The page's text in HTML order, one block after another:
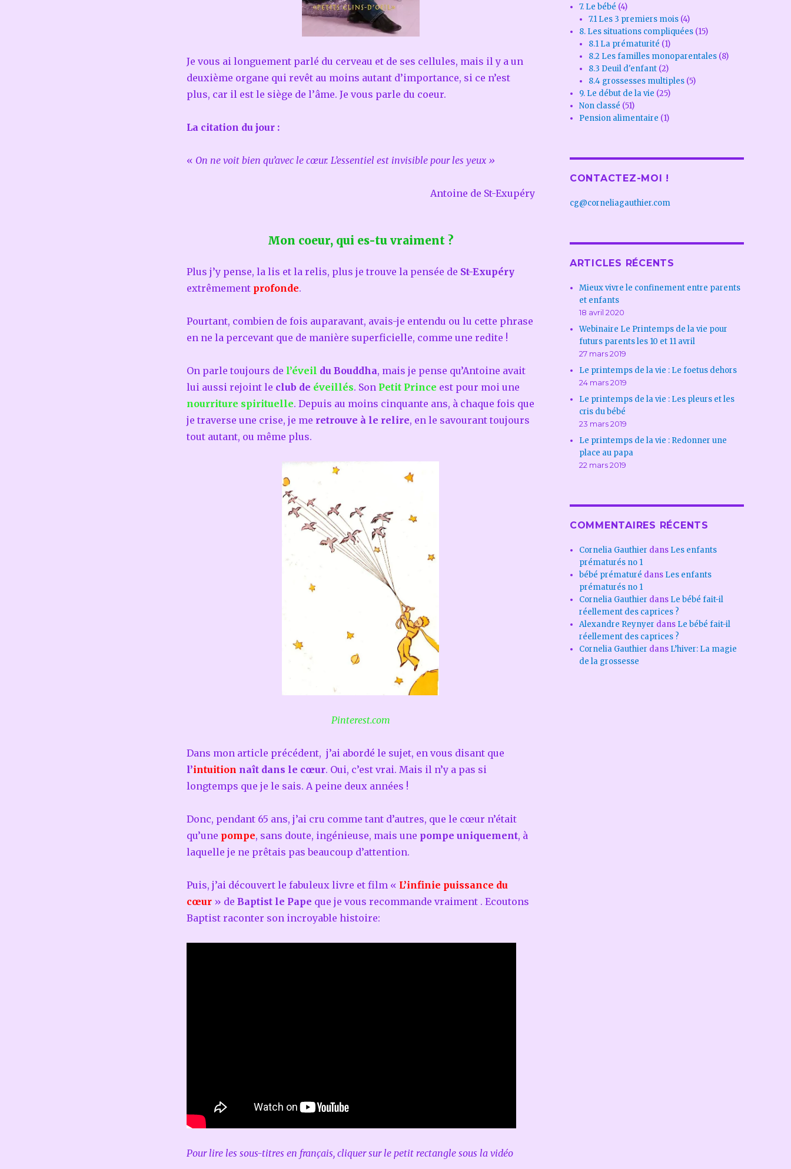
Je vous ai longuement parlé du cerveau et de ses cellules, mais il y a un
deuxième organe qui revêt au moins autant d’importance, si ce n’est
plus, car il est le siège de l’âme. Je vous parle du coeur.
La citation du jour :
« On ne voit bien qu’avec le cœur. L’essentiel est invisible pour les yeux »
Antoine de St-Exupéry
Mon coeur, qui es-tu vraiment ?
Plus j’y pense, la lis et la relis, plus je trouve la pensée de St-Exupéry
extrêmement profonde.
Pourtant, combien de fois auparavant, avais-je entendu ou lu cette phrase
en ne la percevant que de manière superficielle, comme une redite !
On parle toujours de l’éveil du Bouddha, mais je pense qu’Antoine avait
lui aussi rejoint le club de éveillés. Son Petit Prince est pour moi une
nourriture spirituelle. Depuis au moins cinquante ans, à chaque fois que
je traverse une crise, je me retrouve à le relire, en le savourant toujours
tout autant, ou même plus.
Pinterest.com
Dans mon article précédent, j’ai abordé le sujet, en vous disant que
l’intuition naît dans le cœur. Oui, c’est vrai. Mais il n’y a pas si
longtemps que je le sais. A peine deux années !
Donc, pendant 65 ans, j’ai cru comme tant d’autres, que le cœur n’était
qu’une pompe, sans doute, ingénieuse, mais une pompe uniquement, à
laquelle je ne prêtais pas beaucoup d’attention.
Puis, j’ai découvert le fabuleux livre et film « L’infinie puissance du
cœur» de Baptist le Pape que je vous recommande vraiment . Ecoutons
Baptist raconter son incroyable histoire:
Pour lire les sous-titres en français, cliquer sur le petit rectangle sous la vidéo
7. Le bébé (4)
7.1 Les 3 premiers mois (4)
8. Les situations compliquées (15)
8.1 La prématurité (1)
8.2 Les familles monoparentales (8)
8.3 Deuil d'enfant (2)
8.4 grossesses multiples (5)
9. Le début de la vie (25)
Non classé (51)
Pension alimentaire (1)
CONTACTEZ-MOI !
cg@corneliagauthier.com
ARTICLES RÉCENTS
Mieux vivre le confinement entre parents
et enfants
18 avril 2020
Webinaire Le Printemps de la vie pour
futurs parents les 10 et 11 avril
27 mars 2019
Le printemps de la vie : Le foetus dehors
24 mars 2019
Le printemps de la vie : Les pleurs et les
cris du bébé
23 mars 2019
Le printemps de la vie : Redonner une
place au papa
22 mars 2019
COMMENTAIRES RÉCENTS
Cornelia Gauthier dans Les enfants
prématurés no 1
bébé prématuré dans Les enfants
prématurés no 1
Cornelia Gauthier dans Le bébé fait-il
réellement des caprices ?
Alexandre Reynyer dans Le bébé fait-il
réellement des caprices ?
Cornelia Gauthier dans L’hiver: La magie
de la grossesse